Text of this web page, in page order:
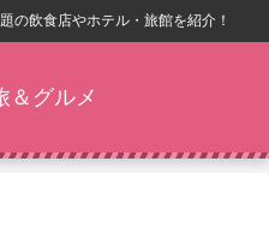
の飲食店やホテル・旅館を紹介！
＆グルメ